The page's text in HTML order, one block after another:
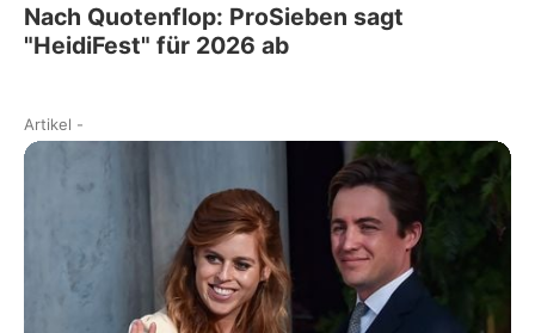
Nach Quotenflop: ProSieben sagt
"HeidiFest" für 2026 ab
Artikel -